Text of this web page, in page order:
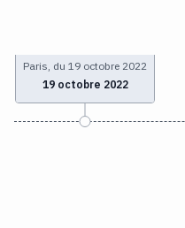
Paris, du 19 octobre 2022
19 octobre 2022